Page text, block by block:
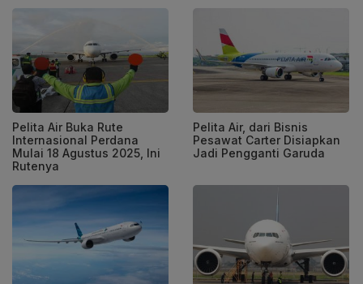
Pelita Air Buka Rute
Internasional Perdana
Mulai 18 Agustus 2025, Ini
Rutenya
Pelita Air, dari Bisnis
Pesawat Carter Disiapkan
Jadi Pengganti Garuda